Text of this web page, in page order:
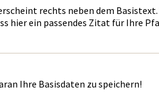
rechts neben dem
hier ein passendes Zitat für Ihre
Ihre Basisdaten zu speichern!